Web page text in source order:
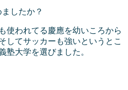
したか？
使われてる慶應を幼いころから
してサッカーも強いというとこ
塾大学を選びました。